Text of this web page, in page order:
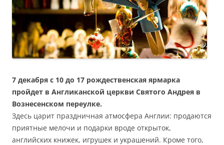
7 декабря с 10 до 17 рождественская ярмарка
пройдет в Англиканской церкви Святого Андрея в
Вознесенском переулке.
Здесь царит праздничная атмосфера Англии: продаются
приятные мелочи и подарки вроде открыток,
английских книжек, игрушек и украшений. Кроме того,